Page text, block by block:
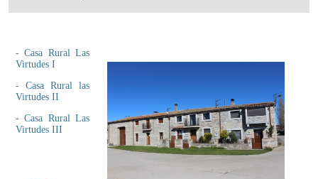
-Casa Rural Las
Virtudes I
- Casa Rural las
Virtudes II
-Casa Rural Las
Virtudes III